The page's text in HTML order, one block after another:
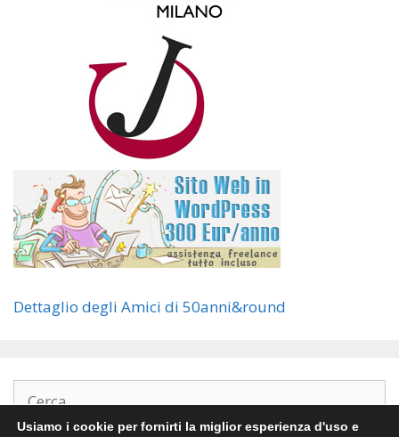
Dettaglio degli Amici di 50anni&round
Usiamo i cookie per fornirti la miglior esperienza d'uso e